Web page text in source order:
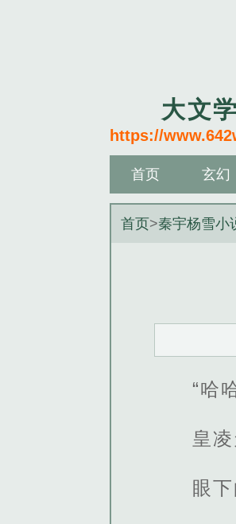
大文学
https://
首页 玄幻
首页>秦宇杨雪小
“哈
皇
眼